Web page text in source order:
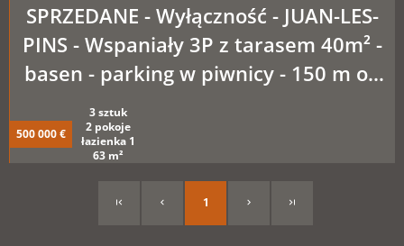
SPRZEDANE - Wyłączność - JUAN-LES-
PINS - Wspaniały 3P z tarasem 40m² -
basen - parking w piwnicy - 150 m od
500 000 €
3 sztuk
2 pokoje
łazienka 1
63 m²
1